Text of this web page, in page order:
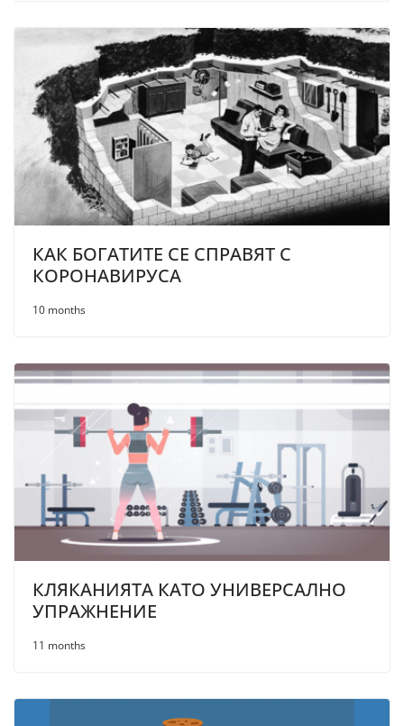
КАК БОГАТИТЕ СЕ СПРАВЯТ С
КОРОНАВИРУСА
10 months
КЛЯКАНИЯТА КАТО УНИВЕРСАЛНО
УПРАЖНЕНИЕ
11 months